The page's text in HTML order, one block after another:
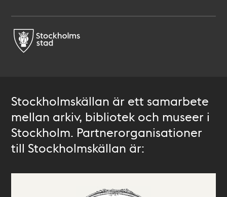
Stockholmskällan är ett samarbete
mellan arkiv, bibliotek och museer i
Stockholm. Partnerorganisationer
till Stockholmskällan är: